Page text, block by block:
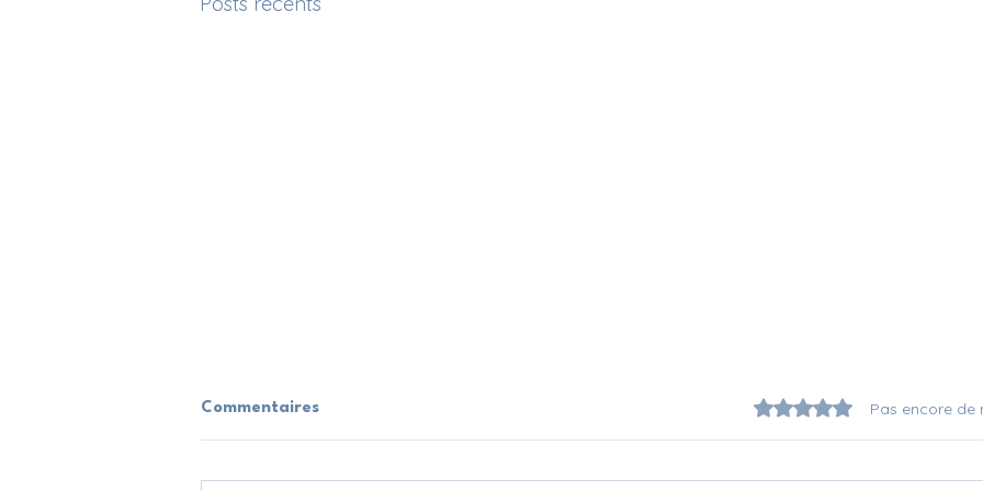
Commentaires Noté 0 étoile sur 5.Pas encore de